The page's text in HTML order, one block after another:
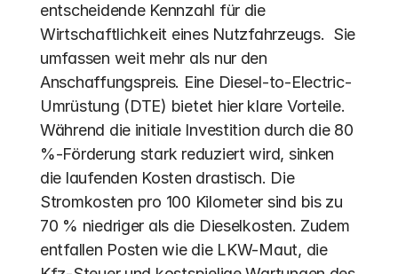
entscheidende Kennzahl für die
Wirtschaftlichkeit eines Nutzfahrzeugs.  Sie
umfassen weit mehr als nur den
Anschaffungspreis. Eine Diesel-to-Electric-
Umrüstung (DTE) bietet hier klare Vorteile.
Während die initiale Investition durch die 80
%-Förderung stark reduziert wird, sinken
die laufenden Kosten drastisch. Die
Stromkosten pro 100 Kilometer sind bis zu
70 % niedriger als die Dieselkosten. Zudem
entfallen Posten wie die LKW-Maut, die